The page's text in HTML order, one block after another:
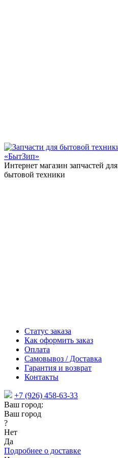
Интернет магазин запчастей для
бытовой техники
Статус заказа
Как оформить заказ
Оплата
Самовывоз / Доставка
Гарантия и возврат
Контакты
+7 (926) 458-63-33
Ваш город:
Ваш город
?
Нет
Да
Подробнее о доставке